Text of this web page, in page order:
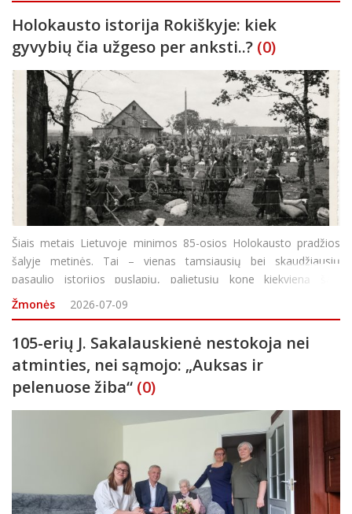
Holokausto istorija Rokiškyje: kiek
gyvybių čia užgeso per anksti..? (0)
Šiais metais Lietuvoje minimos 85-osios Holokausto pradžios
šalyje metinės. Tai – vienas tamsiausių bei skaudžiausių
pasaulio istorijos puslapių, palietusių kone kiekvieną šalį.
Siekdama išsaugoti istorinę atmintį ir deramai pagerbti
Holokausto aukas, Tarptautinė ko
Žmonės 2026-07-09
105-erių J. Sakalauskienė nestokoja nei
atminties, nei sąmojo: „Auksas ir
pelenuose žiba“ (0)